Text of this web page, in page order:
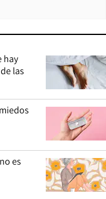
hay
las
es